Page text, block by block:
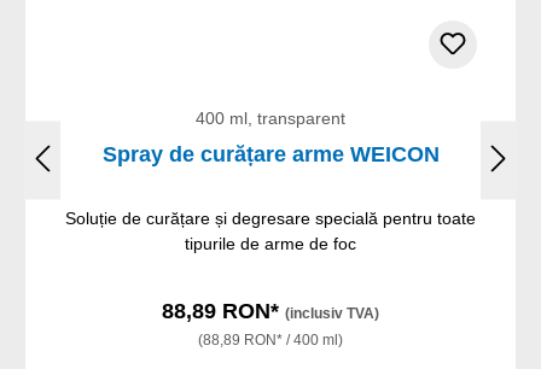
400 ml, transparent
Spray de curățare arme WEICON
Soluție de curățare și degresare specială pentru toate
tipurile de arme de foc
88,89 RON* (inclusiv TVA)
(88,89 RON* / 400 ml)